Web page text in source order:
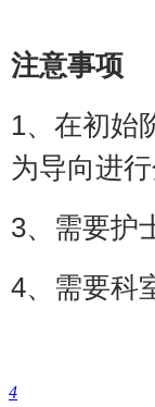
注意事项
1、在初始
为导向进
3、需要护
4、需要科
4